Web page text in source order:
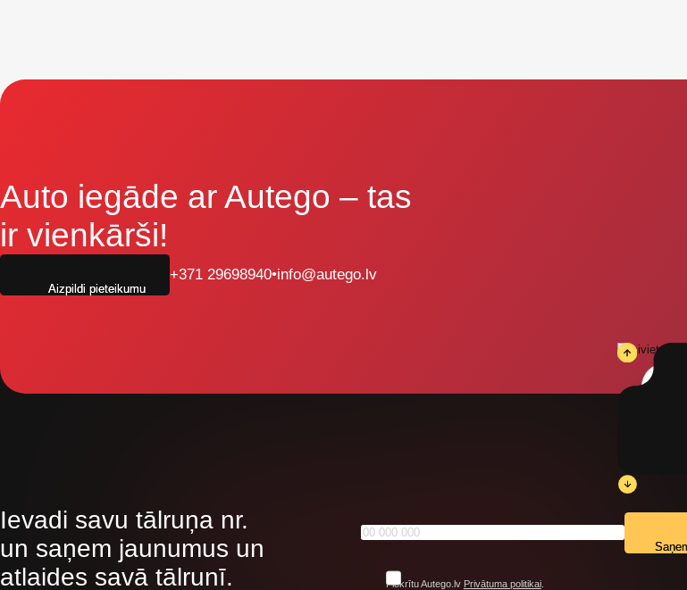
Auto iegāde ar Autego – tas
ir vienkārši!
+371 29698940•info@autego.lv
Ievadi savu tālruņa nr.
un saņem jaunumus un
atlaides savā tālrunī.
Piekrītu Autego.lv Privātuma politikai.